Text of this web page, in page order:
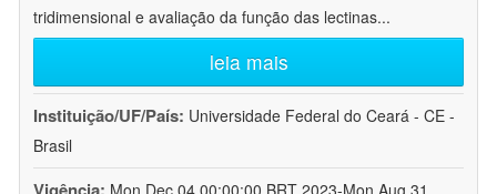
tridimensional e avaliação da função das lectinas...
leia mais
Instituição/UF/País: Universidade Federal do Ceará - CE -
Brasil